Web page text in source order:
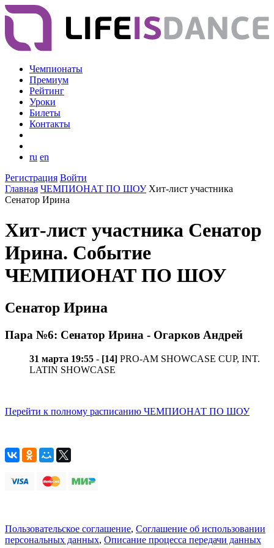
Чемпионаты
Премиум
Рейтинг
Уроки
Билеты
Контакты
ru en
Регистрация Войти
Главная ЧЕМПИОНАТ ПО ШОУ Хит-лист участника
Сенатор Ирина
Хит-лист участника Сенатор
Ирина. Событие
ЧЕМПИОНАТ ПО ШОУ
Сенатор Ирина
Пара №6: Сенатор Ирина - Огарков Андрей
31 марта 19:55 - [14] PRO-AM SHOWCASE CUP, INT.
LATIN SHOWCASE
Перейти к полному расписанию ЧЕМПИОНАТ ПО ШОУ
Пользовательское соглашение, Соглашение об использовании
персональных данных, Описание процесса передачи данных